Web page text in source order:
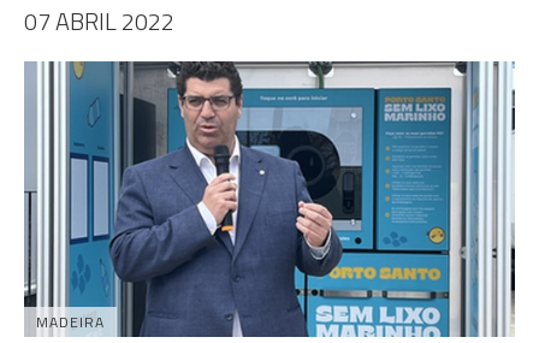
07 ABRIL 2022
MADEIRA